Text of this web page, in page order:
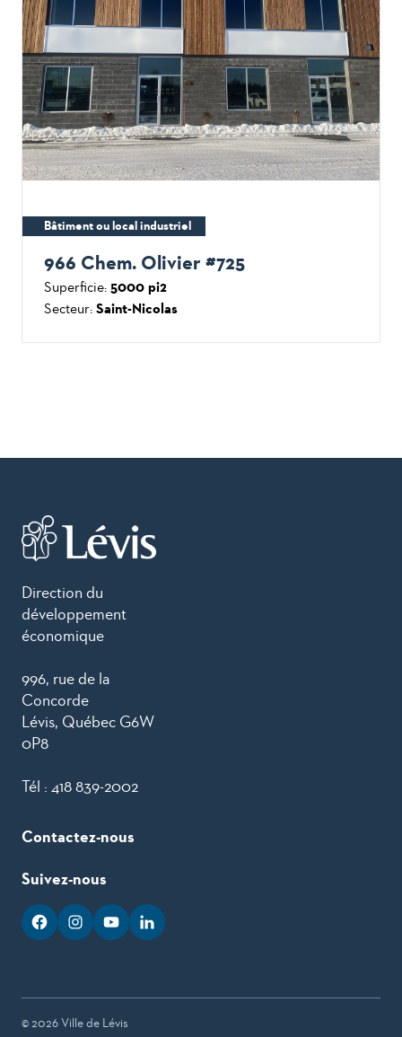
Bâtiment ou local industriel
966 Chem. Olivier #725
Superficie: 5000 pi2
Secteur: Saint-Nicolas
Direction du
développement
économique
996, rue de la
Concorde
Lévis, Québec G6W
0P8
Tél : 418 839-2002
Contactez-nous
Suivez-nous
facebookgoogleplusgoogleplusgoogleplus
© 2026 Ville de Lévis